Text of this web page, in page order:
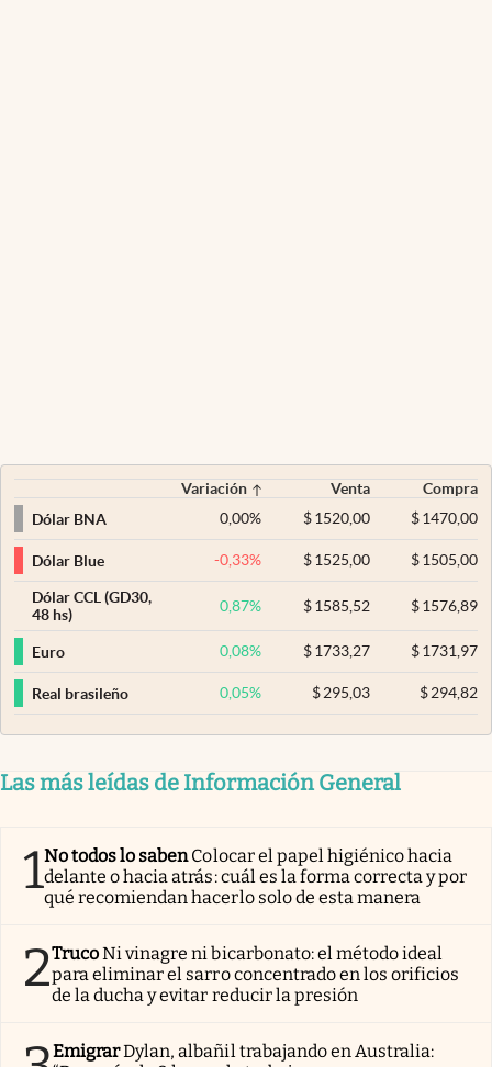
Variación Venta
Compra
Dólar BNA
0,00% $ 1520,00 $1470,00
Dólar Blue -0,33% $ 1525,00 $1505,00
Dólar CCL (GD30,
48 hs)
0,87% $ 1585,52 $1576,89
Euro 0,08% $ 1733,27 $1731,97
Real brasileño 0,05% $295,03 $294,82
Las más leídas de Información General
1No todos lo sabenColocar el papel higiénico hacia
delante o hacia atrás: cuál es la forma correcta y por
qué recomiendan hacerlo solo de esta manera
2TrucoNi vinagre ni bicarbonato: el método ideal
para eliminar el sarro concentrado en los orificios
de la ducha y evitar reducir la presión
EmigrarDylan, albañil trabajando en Australia: